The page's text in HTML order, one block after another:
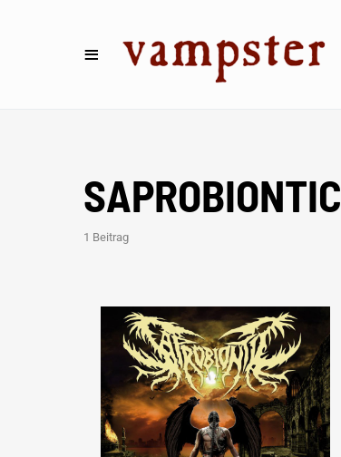
SAPROBIONTIC
1 Beitrag